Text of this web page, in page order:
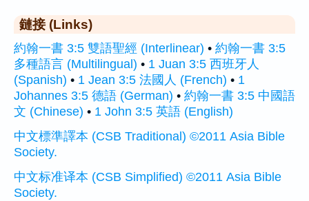
鏈接 (Links)
約翰一書 3:5 雙語聖經 (Interlinear) • 約翰一書 3:5
多種語言 (Multilingual) • 1 Juan 3:5 西班牙人
(Spanish) • 1 Jean 3:5 法國人 (French) • 1
Johannes 3:5 德語 (German) • 約翰一書 3:5 中國語
文 (Chinese) • 1 John 3:5 英語 (English)
中文標準譯本 (CSB Traditional) ©2011 Asia Bible
Society.
中文标准译本 (CSB Simplified) ©2011 Asia Bible
Society.